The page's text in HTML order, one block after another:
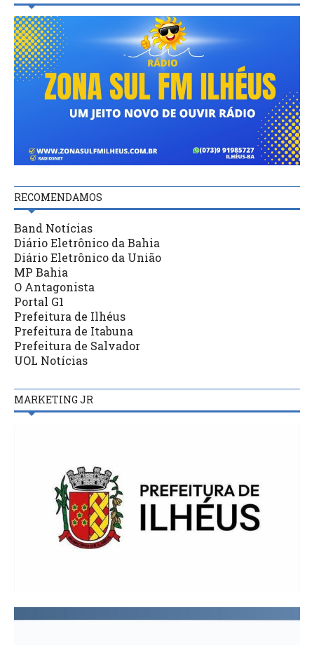
RECOMENDAMOS
Band Notícias
Diário Eletrônico da Bahia
Diário Eletrônico da União
MP Bahia
O Antagonista
Portal G1
Prefeitura de Ilhéus
Prefeitura de Itabuna
Prefeitura de Salvador
UOL Notícias
MARKETING JR